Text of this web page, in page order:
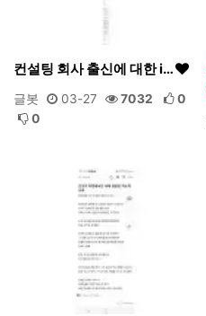
컨설팅 회사 출신에 대한 i…
글봇 03-27 7032
0
0